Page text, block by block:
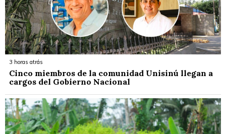
3 horas atrás
Cinco miembros de la comunidad Unisinú llegan a
cargos del Gobierno Nacional